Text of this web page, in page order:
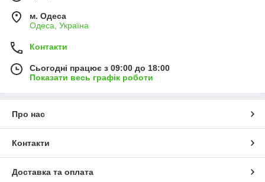
м. Одеса
Одеса, Україна
Контакти
Сьогодні працює з 09:00 до 18:00
Показати весь графік роботи
Про нас
Контакти
Доставка та оплата